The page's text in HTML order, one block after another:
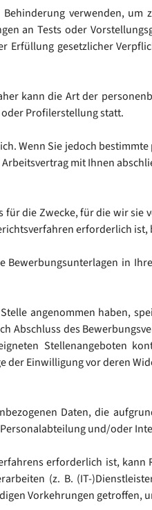
verwenden,
an Tests oder
gesetzlicher
kann die Art der
Profilerstellung statt.
Wenn Sie jedoch
mit Ihnen
die Zwecke, für die wir
erforderlich
Bewerbungsunterlagen in
angenommen haben,
Abschluss des
Stellenangeboten
der Einwilligung vor deren
Daten, die
und/oder
erforderlich ist,
(z. B. (IT-
Vorkehrungen